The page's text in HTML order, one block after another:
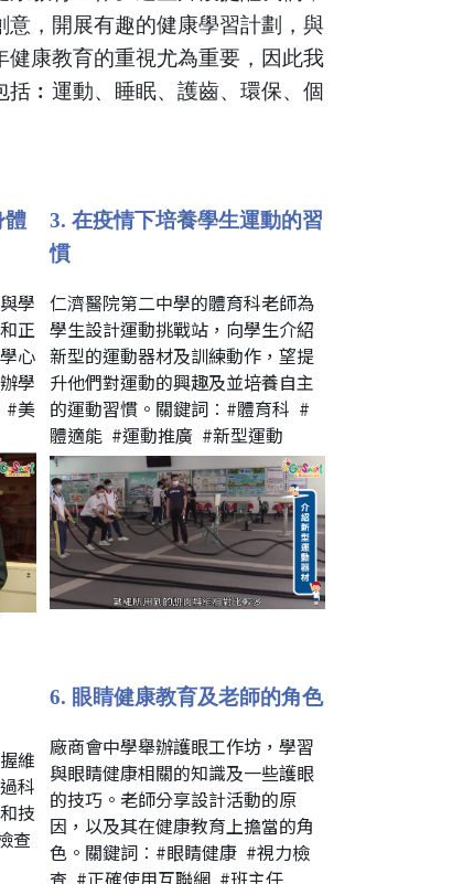
，開展有趣的健康學習計劃，與
康教育的重視尤為重要，因此我
︰運動、睡眠、護齒、環保、個
體
3. 在疫情下培養學生運動的習
慣
學
正
心
學
#美
仁濟醫院第二中學的體育科老師為
學生設計運動挑戰站，向學生介紹
新型的運動器材及訓練動作，望提
升他們對運動的興趣及並培養自主
的運動習慣。關鍵詞︰#體育科 #
體適能 #運動推廣 #新型運動
6. 眼睛健康教育及老師的角色
維
科
技
查
廠商會中學舉辦護眼工作坊，學習
與眼睛健康相關的知識及一些護眼
的技巧。老師分享設計活動的原
因，以及其在健康教育上擔當的角
色。關鍵詞︰#眼睛健康 #視力檢